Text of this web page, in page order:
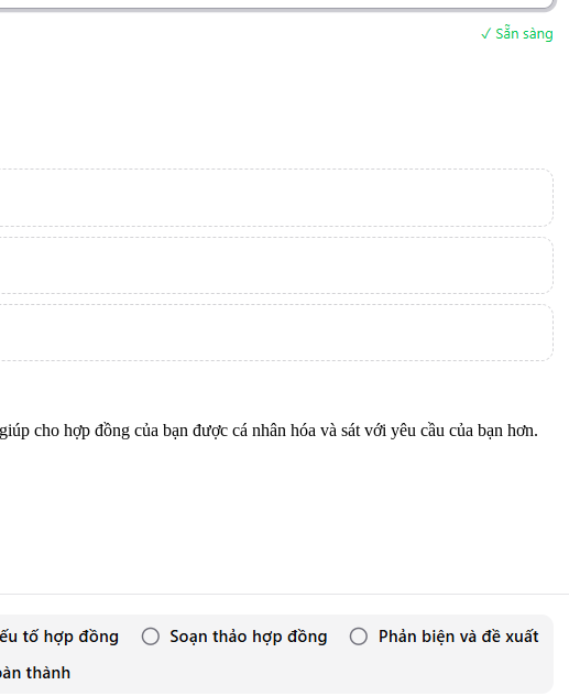
cho hợp đồng của bạn được cá nhân hóa và sát với yêu cầu của bạn hơn.